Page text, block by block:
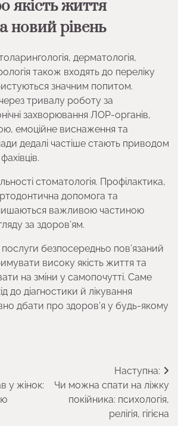
якість життя
новий рівень
дерматологія,
також входять до переліку
значним попитом.
тривалу роботу за
захворювання ЛОР-органів,
емоційне виснаження та
дедалі частіше стають приводом
стоматологія. Профілактика,
допомога та
важливою частиною
за здоров’ям.
безпосередньо пов’язаний
високу якість життя та
на зміни у самопочутті. Саме
до діагностики й лікування
дбати про здоров’я у будь-якому
у жінок:
Наступна:
Чи можна спати на ліжку
покійника: психологія,
релігія, гігієна